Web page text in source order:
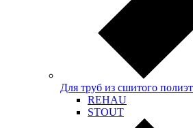
Для труб из сшитого
REHAU
STOUT